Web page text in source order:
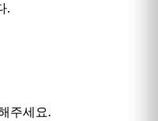
.
주세요.